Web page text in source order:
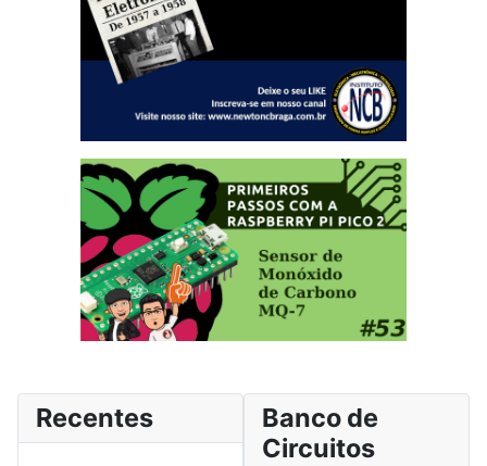
Recentes
Banco de
Circuitos